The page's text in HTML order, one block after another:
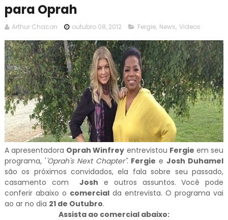
para Oprah
Arthur Chacon outubro 08, 2012 Fergie, News, Videos
A apresentadora Oprah Winfrey entrevistou Fergie em seu
programa, ' 'Oprah's Next Chapter''. Fergie eJosh Duhamel
são os próximos convidados, ela fala sobre seu passado,
casamento comJosh e outros assuntos. Você pode
conferir abaixo o comercialda entrevista. O programa vai
ao ar no dia 21 de Outubro.
Assista ao comercial abaixo: